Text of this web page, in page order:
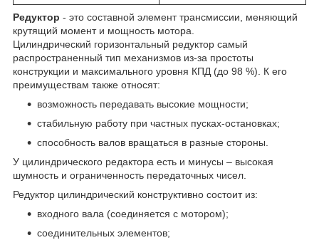
Редуктор - это составной элемент трансмиссии, меняющий
крутящий момент и мощность мотора.
Цилиндрический горизонтальный редуктор самый
распространенный тип механизмов из-за простоты
конструкции и максимального уровня КПД (до 98 %). К его
преимуществам также относят:
возможность передавать высокие мощности;
стабильную работу при частных пусках-остановках;
способность валов вращаться в разные стороны.
У цилиндрического редактора есть и минусы – высокая
шумность и ограниченность передаточных чисел.
Редуктор цилиндрический конструктивно состоит из:
входного вала (соединяется с мотором);
соединительных элементов;